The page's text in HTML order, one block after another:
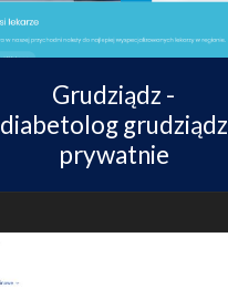
Grudziądz -
diabetolog grudziądz
prywatnie